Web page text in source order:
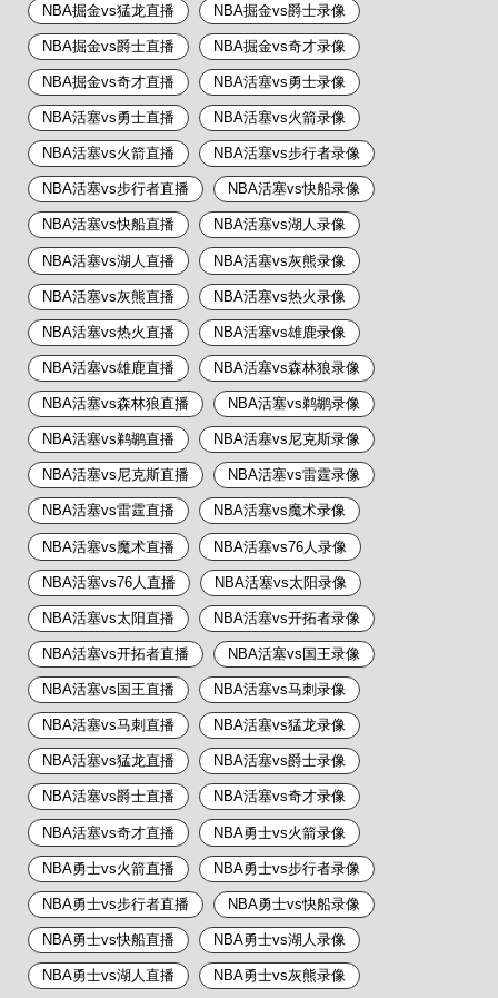
NBA掘金vs猛龙直播 NBA掘金vs爵士录像
NBA掘金vs爵士直播 NBA掘金vs奇才录像
NBA掘金vs奇才直播 NBA活塞vs勇士录像
NBA活塞vs勇士直播 NBA活塞vs火箭录像
NBA活塞vs火箭直播 NBA活塞vs步行者录像
NBA活塞vs步行者直播 NBA活塞vs快船录像
NBA活塞vs快船直播 NBA活塞vs湖人录像
NBA活塞vs湖人直播 NBA活塞vs灰熊录像
NBA活塞vs灰熊直播 NBA活塞vs热火录像
NBA活塞vs热火直播 NBA活塞vs雄鹿录像
NBA活塞vs雄鹿直播 NBA活塞vs森林狼录像
NBA活塞vs森林狼直播 NBA活塞vs鹈鹕录像
NBA活塞vs鹈鹕直播 NBA活塞vs尼克斯录像
NBA活塞vs尼克斯直播 NBA活塞vs雷霆录像
NBA活塞vs雷霆直播 NBA活塞vs魔术录像
NBA活塞vs魔术直播 NBA活塞vs76人录像
NBA活塞vs76人直播 NBA活塞vs太阳录像
NBA活塞vs太阳直播 NBA活塞vs开拓者录像
NBA活塞vs开拓者直播 NBA活塞vs国王录像
NBA活塞vs国王直播 NBA活塞vs马刺录像
NBA活塞vs马刺直播 NBA活塞vs猛龙录像
NBA活塞vs猛龙直播 NBA活塞vs爵士录像
NBA活塞vs爵士直播 NBA活塞vs奇才录像
NBA活塞vs奇才直播 NBA勇士vs火箭录像
NBA勇士vs火箭直播 NBA勇士vs步行者录像
NBA勇士vs步行者直播 NBA勇士vs快船录像
NBA勇士vs快船直播 NBA勇士vs湖人录像
NBA勇士vs湖人直播 NBA勇士vs灰熊录像